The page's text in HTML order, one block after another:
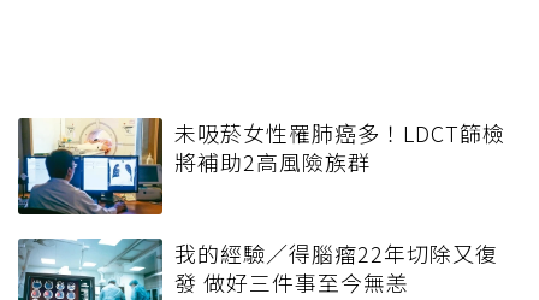
未吸菸女性罹肺癌多！LDCT篩檢
將補助2高風險族群
我的經驗／得腦瘤22年切除又復
發 做好三件事至今無恙